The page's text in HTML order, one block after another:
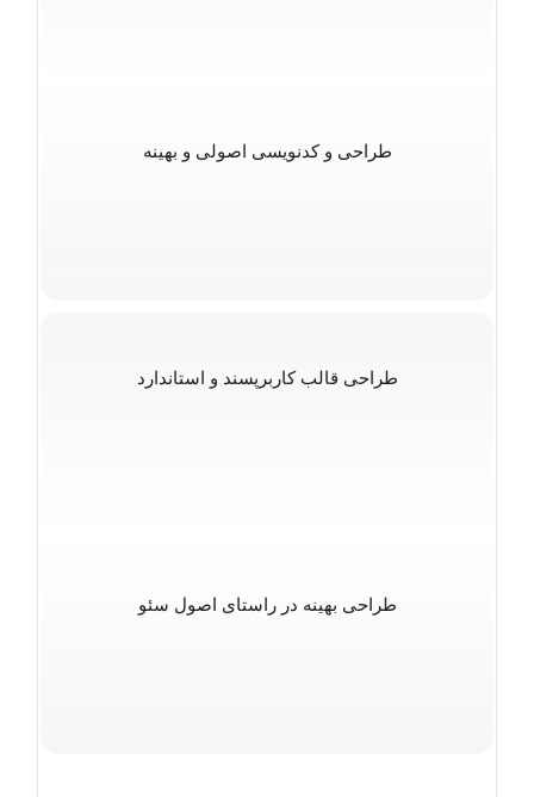
طراحی و کدنویسی اصولی و بهینه
طراحی قالب کاربرپسند و استاندارد
طراحی بهینه در راستای اصول سئو